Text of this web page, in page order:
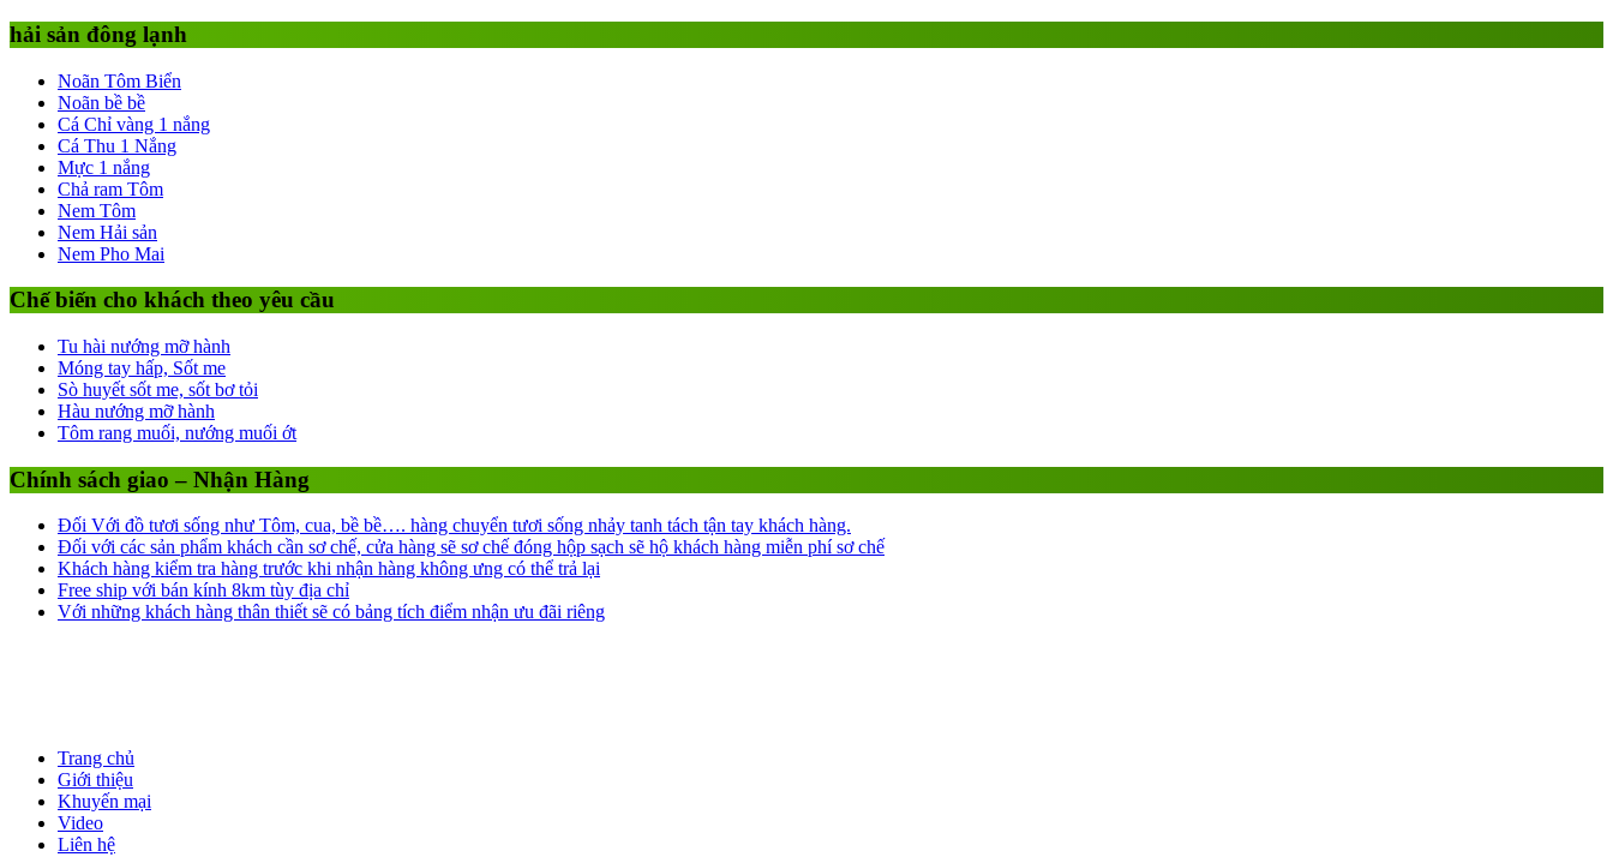
hải sản đông lạnh
Noãn Tôm Biển
Noãn bề bề
Cá Chỉ vàng 1 nắng
Cá Thu 1 Nắng
Mực 1 nắng
Chả ram Tôm
Nem Tôm
Nem Hải sản
Nem Pho Mai
Chế biến cho khách theo yêu cầu
Tu hài nướng mỡ hành
Móng tay hấp, Sốt me
Sò huyết sốt me, sốt bơ tỏi
Hàu nướng mỡ hành
Tôm rang muối, nướng muối ớt
Chính sách giao – Nhận Hàng
Đối Với đồ tươi sống như Tôm, cua, bề bề…. hàng chuyển tươi sống nhảy tanh tách tận tay khách hàng.
Đối với các sản phẩm khách cần sơ chế, cửa hàng sẽ sơ chế đóng hộp sạch sẽ hộ khách hàng miễn phí sơ chế
Khách hàng kiểm tra hàng trước khi nhận hàng không ưng có thể trả lại
Free ship với bán kính 8km tùy địa chỉ
Với những khách hàng thân thiết sẽ có bảng tích điểm nhận ưu đãi riêng
Trang chủ
Giới thiệu
Khuyến mại
Video
Liên hệ